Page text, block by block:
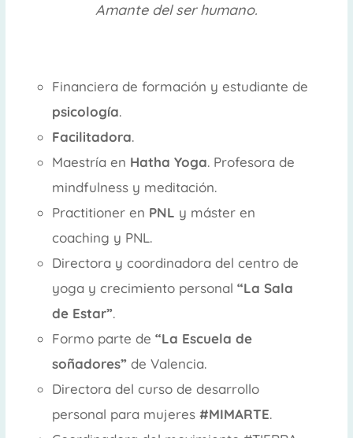
Amante del ser humano.
Financiera de formación y estudiante de
psicología.
Facilitadora.
Maestría en Hatha Yoga. Profesora de
mindfulness y meditación.
Practitioner en PNL y máster en
coaching y PNL.
Directora y coordinadora del centro de
yoga y crecimiento personal“La Sala
de Estar”.
Formo parte de“La Escuela de
soñadores” de Valencia.
Directora del curso de desarrollo
personal para mujeres#MIMARTE.